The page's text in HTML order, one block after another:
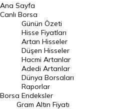
BIST 100 Hisseleri
En Çok Artan Hisseler
En Çok Düşen Hisseler
Hacmi Artanlar
Geçmiş Kapanışlar
Dünya Borsaları
Raporlar
Ana Sayfa
Canlı Borsa
Borsa
Günün Özeti
Hisse Fiyatları
Artan Hisseler
Düşen Hisseler
Hacmi Artanlar
Adedi Artanlar
Dünya Borsaları
Raporlar
Endeksler
Gram Altın Fiyatı